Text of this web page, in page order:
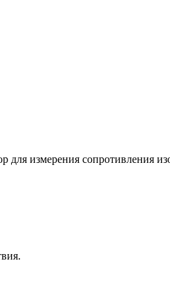
измерения сопротивления